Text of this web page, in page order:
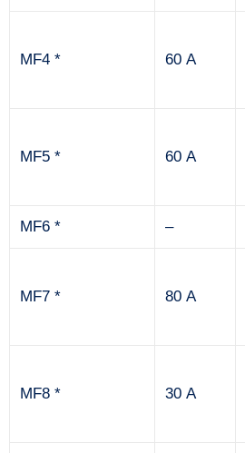
MF4 * 60 А
MF5 * 60 А
MF6 * –
MF7 * 80 А
MF8 * 30 А